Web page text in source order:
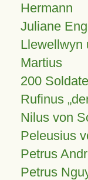
Hermann
Juliane
Llewellwyn
Martius
200
Rufinus
Nilus von
Peleusius
Petrus
Petrus